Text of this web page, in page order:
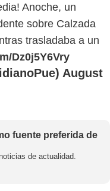
Anoche, un
sobre Calzada
trasladaba a un
Dz0j5Y6Vry
August
fuente preferida de
de actualidad.